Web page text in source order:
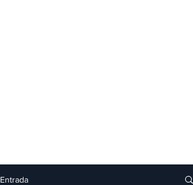
Entrada